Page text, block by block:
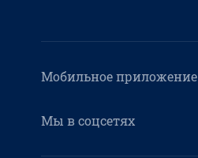
Мобильное приложение
Мы в соцсетях